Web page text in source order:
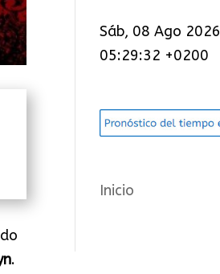
.
e
g
r
í
s
Sáb, 08 Ago 2026
05:29:32 +0200
Inicio